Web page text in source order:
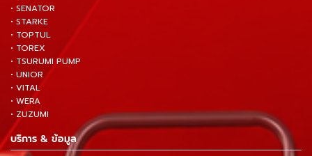
• SENATOR
• STARKE
• TOPTUL
• TOREX
• TSURUMI PUMP
• UNIOR
• VITAL
• WERA
• ZUZUMI
บริการ & ข้อมูล